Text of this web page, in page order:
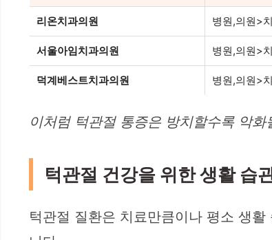
리온치과의원 병원,의원>
서울아임치과의원 병원,의원>
덕계베스트치과의원 병원,의원>
이처럼 턱관절 통증은 방치할수록 악
턱관절 건강을 위한 생활 습
턱관절 질환은 치료만큼이나 평소 생